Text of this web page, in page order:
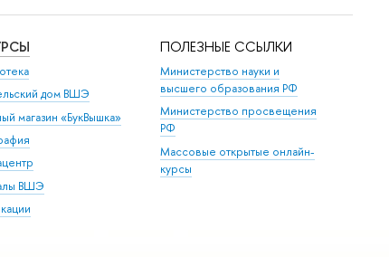
дом ВШЭ
магазин «БукВышка»
ВШЭ
ПОЛЕЗНЫЕ ССЫЛКИ
Министерство науки и
высшего образования РФ
Министерство просвещения
РФ
Массовые открытые онлайн-
курсы